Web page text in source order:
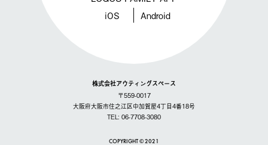
iOS Android
株式会社アウティングスペース
〒559-0017
大阪府大阪市住之江区中加賀屋4丁目4番18号
TEL: 06-7708-3080
COPYRIGHT © 2021